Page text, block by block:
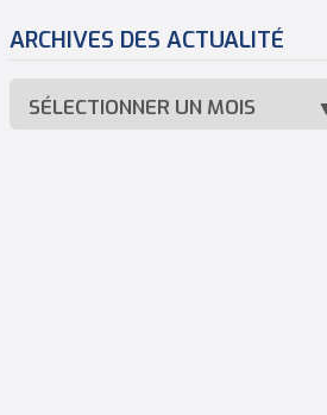
ARCHIVES DES ACTUALITÉ